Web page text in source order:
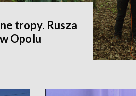
tropy. Rusza
Opolu